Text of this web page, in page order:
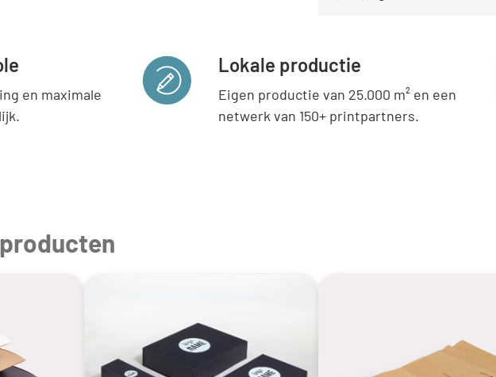
en maximale
Lokale productie
Eigen productie van 25.000 m² en een
netwerk van 150+ printpartners.